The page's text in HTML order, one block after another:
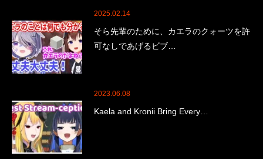
2025.02.14
そら先輩のために、カエラのクォーツを許
可なしであげるビブ…
2023.06.08
Kaela and Kronii Bring Every…